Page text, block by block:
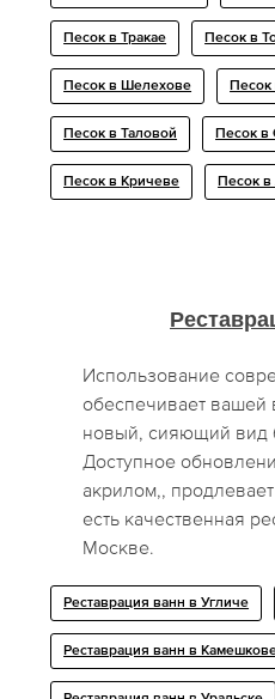
Песок в Тракае Песок в
Песок в Шелехове Песок
Песок в Таловой Песок в
Песок в Кричеве Песок в
Использование
обеспечивает
новый, сияющий вид
Доступное
акрилом,,
есть качественная
Москве.
Реставрация ванн в Угличе
Реставрация ванн в